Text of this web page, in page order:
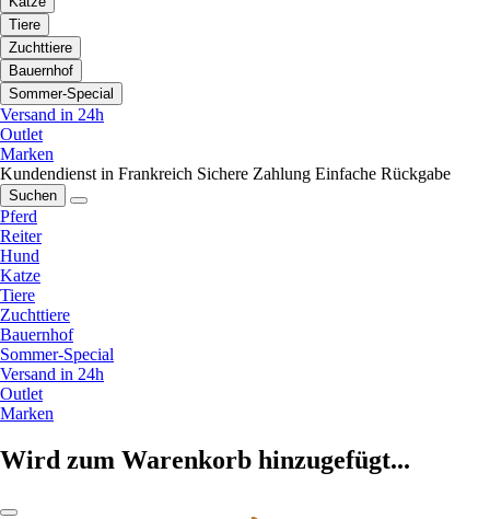
Tiere
Zuchttiere
Bauernhof
Sommer-Special
Versand in 24h
Outlet
Marken
Kundendienst in Frankreich Sichere Zahlung Einfache Rückgabe
Suchen
Pferd
Reiter
Hund
Katze
Tiere
Zuchttiere
Bauernhof
Sommer-Special
Versand in 24h
Outlet
Marken
Wird zum Warenkorb hinzugefügt...